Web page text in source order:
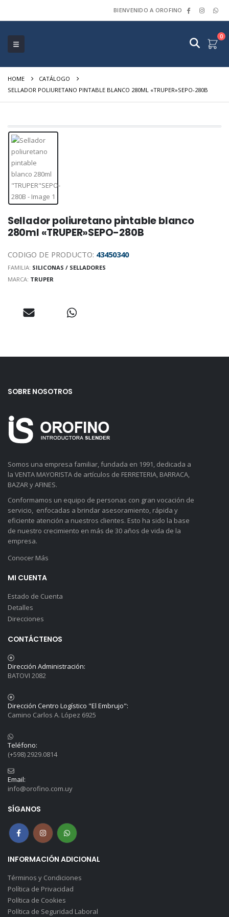
BIENVENIDO A OROFINO
0
HOME
CATÁLOGO
SELLADOR POLIURETANO PINTABLE BLANCO 280ML «TRUPER»SEPO-280B
Sellador poliuretano pintable blanco
280ml «TRUPER»SEPO-280B
CODIGO DE PRODUCTO: 43450340
FAMILIA: SILICONAS / SELLADORES
MARCA: TRUPER
SOBRE NOSOTROS
Somos una empresa familiar, fundada en 1991, dedicada a
la VENTA MAYORISTA de artículos de FERRETERIA, BARRACA,
BAZAR y AFINES.
Conformamos un equipo de personas con gran vocación de
servicio, enfocadas a brindar asesoramiento, rápida y
eficiente atención a nuestros clientes. Esto ha sido la base
de nuestro crecimiento en más de 30 años de vida de la
empresa.
Conocer Más
MI CUENTA
Estado de Cuenta
Detalles
Direcciones
CONTÁCTENOS
Dirección Administración:
BATOVI 2082
Dirección Centro Logístico "El Embrujo":
Camino Carlos A. López 6925
Teléfono:
(+598) 2929.0814
Email:
info@orofino.com.uy
SÍGANOS
INFORMACIÓN ADICIONAL
Términos y Condiciones
Política de Privacidad
Política de Cookies
Política de Seguridad Laboral